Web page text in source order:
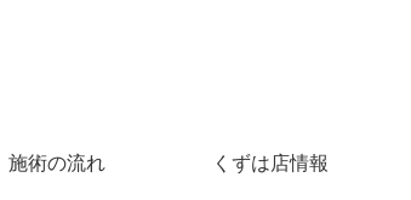
施術の流れ くずは店情報